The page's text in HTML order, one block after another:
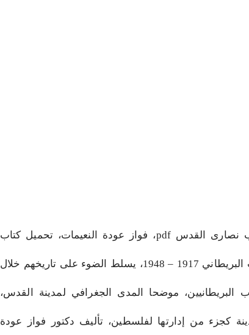
نصارى القدس pdf، تحميل كتاب نصارى القدس pdf، فواز عودة النعيمات، تحميل كتاب
نصارى القدس، في فترة الانتداب البريطاني 1917 – 1948، يسلط الضوء على تاريخهم خلال
البريطانيين، موضحا المدى الجغرافي لمدينة القدس،
كجزء من إدارتها لفلسطين، تأليف دكتور فواز عودة